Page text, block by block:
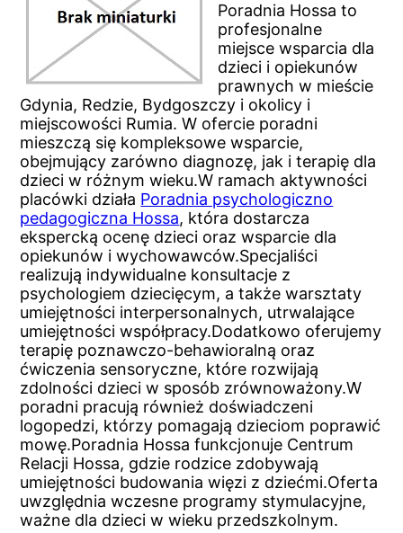
Poradnia Hossa to
profesjonalne
miejsce wsparcia dla
dzieci i opiekunów
prawnych w mieście
Gdynia, Redzie, Bydgoszczy i okolicy i
miejscowości Rumia. W ofercie poradni
mieszczą się kompleksowe wsparcie,
obejmujący zarówno diagnozę, jak i terapię dla
dzieci w różnym wieku.W ramach aktywności
placówki działa Poradnia psychologiczno
pedagogiczna Hossa, która dostarcza
ekspercką ocenę dzieci oraz wsparcie dla
opiekunów i wychowawców.Specjaliści
realizują indywidualne konsultacje z
psychologiem dziecięcym, a także warsztaty
umiejętności interpersonalnych, utrwalające
umiejętności współpracy.Dodatkowo oferujemy
terapię poznawczo-behawioralną oraz
ćwiczenia sensoryczne, które rozwijają
zdolności dzieci w sposób zrównoważony.W
poradni pracują również doświadczeni
logopedzi, którzy pomagają dzieciom poprawić
mowę.Poradnia Hossa funkcjonuje Centrum
Relacji Hossa, gdzie rodzice zdobywają
umiejętności budowania więzi z dziećmi.Oferta
uwzględnia wczesne programy stymulacyjne,
ważne dla dzieci w wieku przedszkolnym.